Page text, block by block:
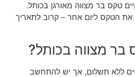
טקס בר מצווה מאורגן בכותל.
הטקס ליום אחר – קרוב לתאריך
מצווה בכותל?
ללא תשלום, אך יש להתחשב